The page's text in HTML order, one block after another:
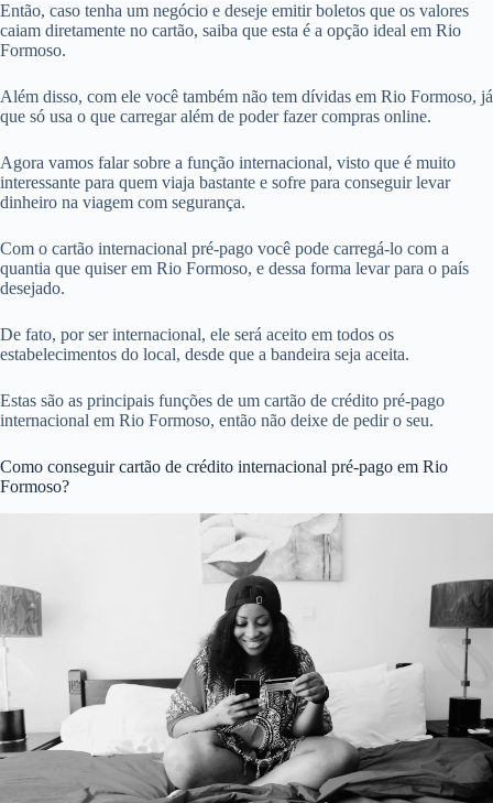
Então, caso tenha um negócio e deseje emitir boletos que os valores
caiam diretamente no cartão, saiba que esta é a opção ideal em Rio
Formoso.
Além disso, com ele você também não tem dívidas em Rio Formoso, já
que só usa o que carregar além de poder fazer compras online.
Agora vamos falar sobre a função internacional, visto que é muito
interessante para quem viaja bastante e sofre para conseguir levar
dinheiro na viagem com segurança.
Com o cartão internacional pré-pago você pode carregá-lo com a
quantia que quiser em Rio Formoso, e dessa forma levar para o país
desejado.
De fato, por ser internacional, ele será aceito em todos os
estabelecimentos do local, desde que a bandeira seja aceita.
Estas são as principais funções de um cartão de crédito pré-pago
internacional em Rio Formoso, então não deixe de pedir o seu.
Como conseguir cartão de crédito internacional pré-pago em Rio
Formoso?